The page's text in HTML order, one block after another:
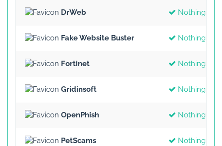
DrWeb Nothing
Fake Website Buster Nothing
Fortinet Nothing
Gridinsoft Nothing
OpenPhish Nothing
PetScams Nothing